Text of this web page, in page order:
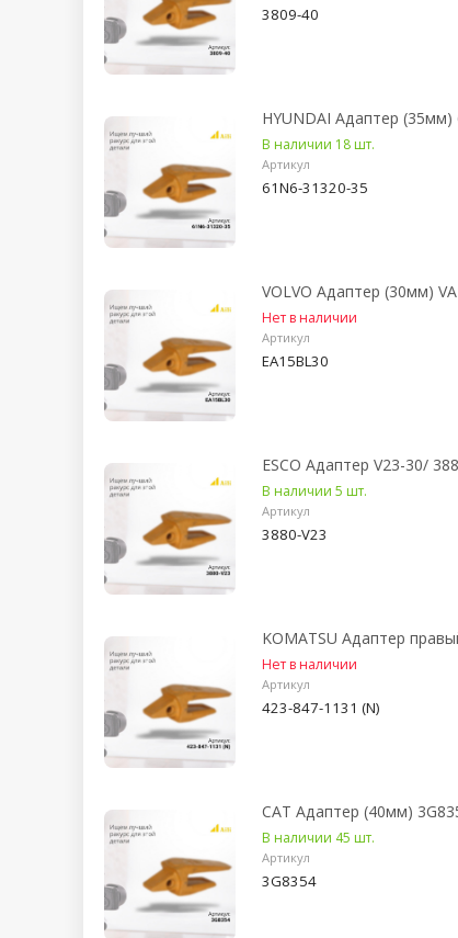
3809-40
HYUNDAI Адаптер
В наличии 18 шт.
Артикул
61N6-31320-35
VOLVO Адаптер (30мм)
Нет в наличии
Артикул
EA15BL30
ESCO Адаптер V23-30/
В наличии 5 шт.
Артикул
3880-V23
KOMATSU Адаптер
Нет в наличии
Артикул
423-847-1131 (N)
CAT Адаптер (40мм)
В наличии 45 шт.
Артикул
3G8354